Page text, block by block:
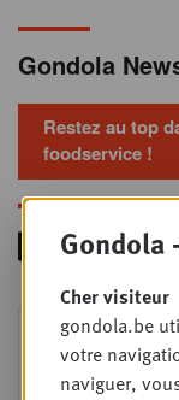
Gondola
Restez au top
foodservice !
MER
9
SEPT
Intro to
Gondola
Cher visiteur
gondola.be
votre
naviguer,